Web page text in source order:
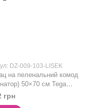
DZ-009-103-LISEK
на пеленальний комод
50×70 см Tega
Захід: Лисичка з
білий
грн